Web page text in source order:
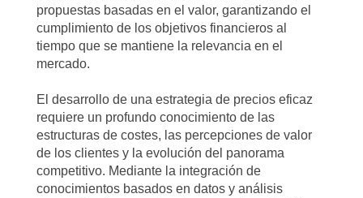
propuestas basadas en el valor, garantizando el
cumplimiento de los objetivos financieros al
tiempo que se mantiene la relevancia en el
mercado.
El desarrollo de una estrategia de precios eficaz
requiere un profundo conocimiento de las
estructuras de costes, las percepciones de valor
de los clientes y la evolución del panorama
competitivo. Mediante la integración de
conocimientos basados en datos y análisis